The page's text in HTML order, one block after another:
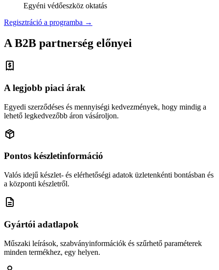
Egyéni védőeszköz oktatás
Regisztráció a programba →
A B2B partnerség előnyei
A legjobb piaci árak
Egyedi szerződéses és mennyiségi kedvezmények, hogy mindig a
lehető legkedvezőbb áron vásároljon.
Pontos készletinformáció
Valós idejű készlet- és elérhetőségi adatok üzletenkénti bontásban és
a központi készletről.
Gyártói adatlapok
Műszaki leírások, szabványinformációk és szűrhető paraméterek
minden termékhez, egy helyen.